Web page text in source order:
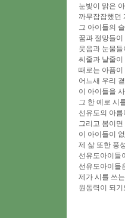
눈빛이 맑은
까무잡잡했던
그 아이들의
꿈과 절망들이
웃음과 눈물들
씨줄과 날줄이
때로는 아픔이
어느새 우리
이 아이들을
그 한 예로 시
선유도의 아름
그리고 봄이
이 아이들이
제 삶 또한 풍
선유도아이들
선유도아이들
제가 시를 쓰
원동력이 되기